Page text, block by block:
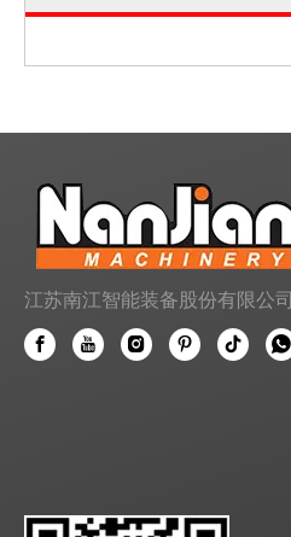
江苏南江智能装备股份有限公司